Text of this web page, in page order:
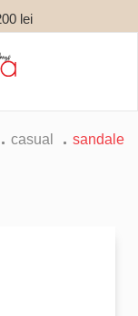
lei
casual
sandale